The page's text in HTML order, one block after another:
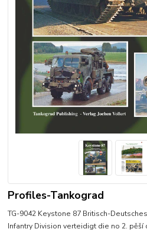
Profiles-Tankograd
TG-9042 Keystone 87 Britisch-
Infantry Division verteidigt die no 2. pěší